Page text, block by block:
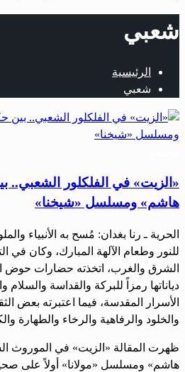
شعبي
الرئيسية
شعبي
«الزيت» في الفلكلور الشعبي..
هاشم» ومسلسل «شيخنا»
الحرية ـ رنا بغدان: مُسح به الأنبياء
للنور وطعام الآلهة المبارك، وكان في
الشرق والغرب، اتخذته حضارات حوض
دياناتها رمزاً للبركة والقداسة والسلام
الأسرار المقدسة، فيما اعتبرته بعض
والخلود والرفاهية والرخاء والطهارة
ظهرت المقالة «الزيت» في الموروث
هاشم» ومسلسل «مولانا» أولاً على